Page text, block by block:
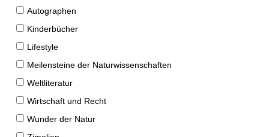
Autographen
Kinderbücher
Lifestyle
Meilensteine der Naturwissenschaften
Weltliteratur
Wirtschaft und Recht
Wunder der Natur